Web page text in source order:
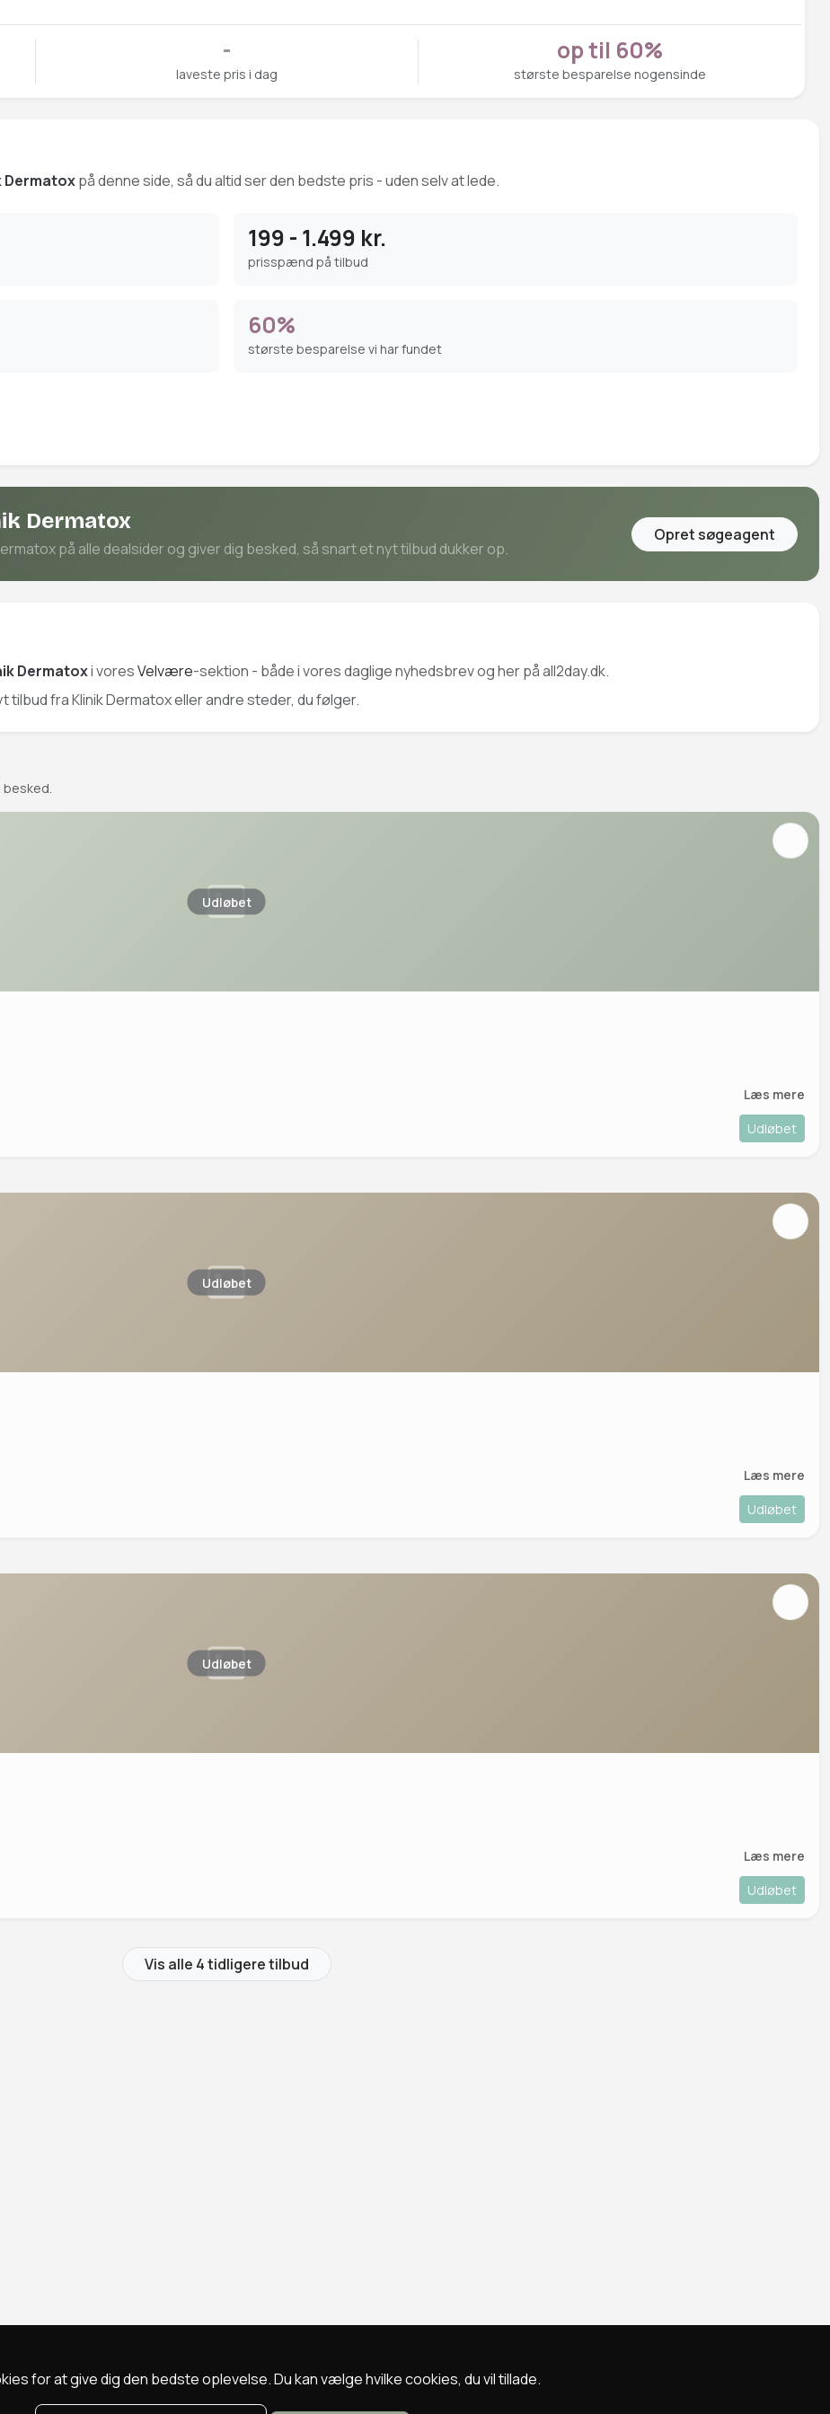
for at give dig den bedste oplevelse. Du kan vælge hvilke cookies, du vil tillade.
-
laveste pris i dag
op til 60%
største besparelse nogensinde
Dermatoxpå denne side, så du altid ser den bedste pris - uden selv at lede.
199 - 1.499 kr.
prisspænd på tilbud
60%
største besparelse vi har fundet
Dermatox
på alle dealsider og giver dig besked, så snart et nyt tilbud dukker op.
Opret søgeagent
Dermatoxi voresVelvære-sektion - både i vores daglige nyhedsbrev og her på all2day.dk.
fra Klinik Dermatox eller andre steder, du følger.
besked.
Udløbet
Læs mere
Udløbet
Udløbet
Læs mere
Udløbet
Udløbet
Læs mere
Udløbet
Vis alle 4 tidligere tilbud